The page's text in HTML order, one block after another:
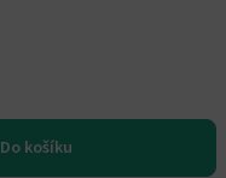
Do košíku